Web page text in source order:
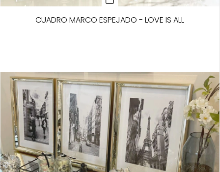
CUADRO MARCO ESPEJADO - LOVE IS ALL